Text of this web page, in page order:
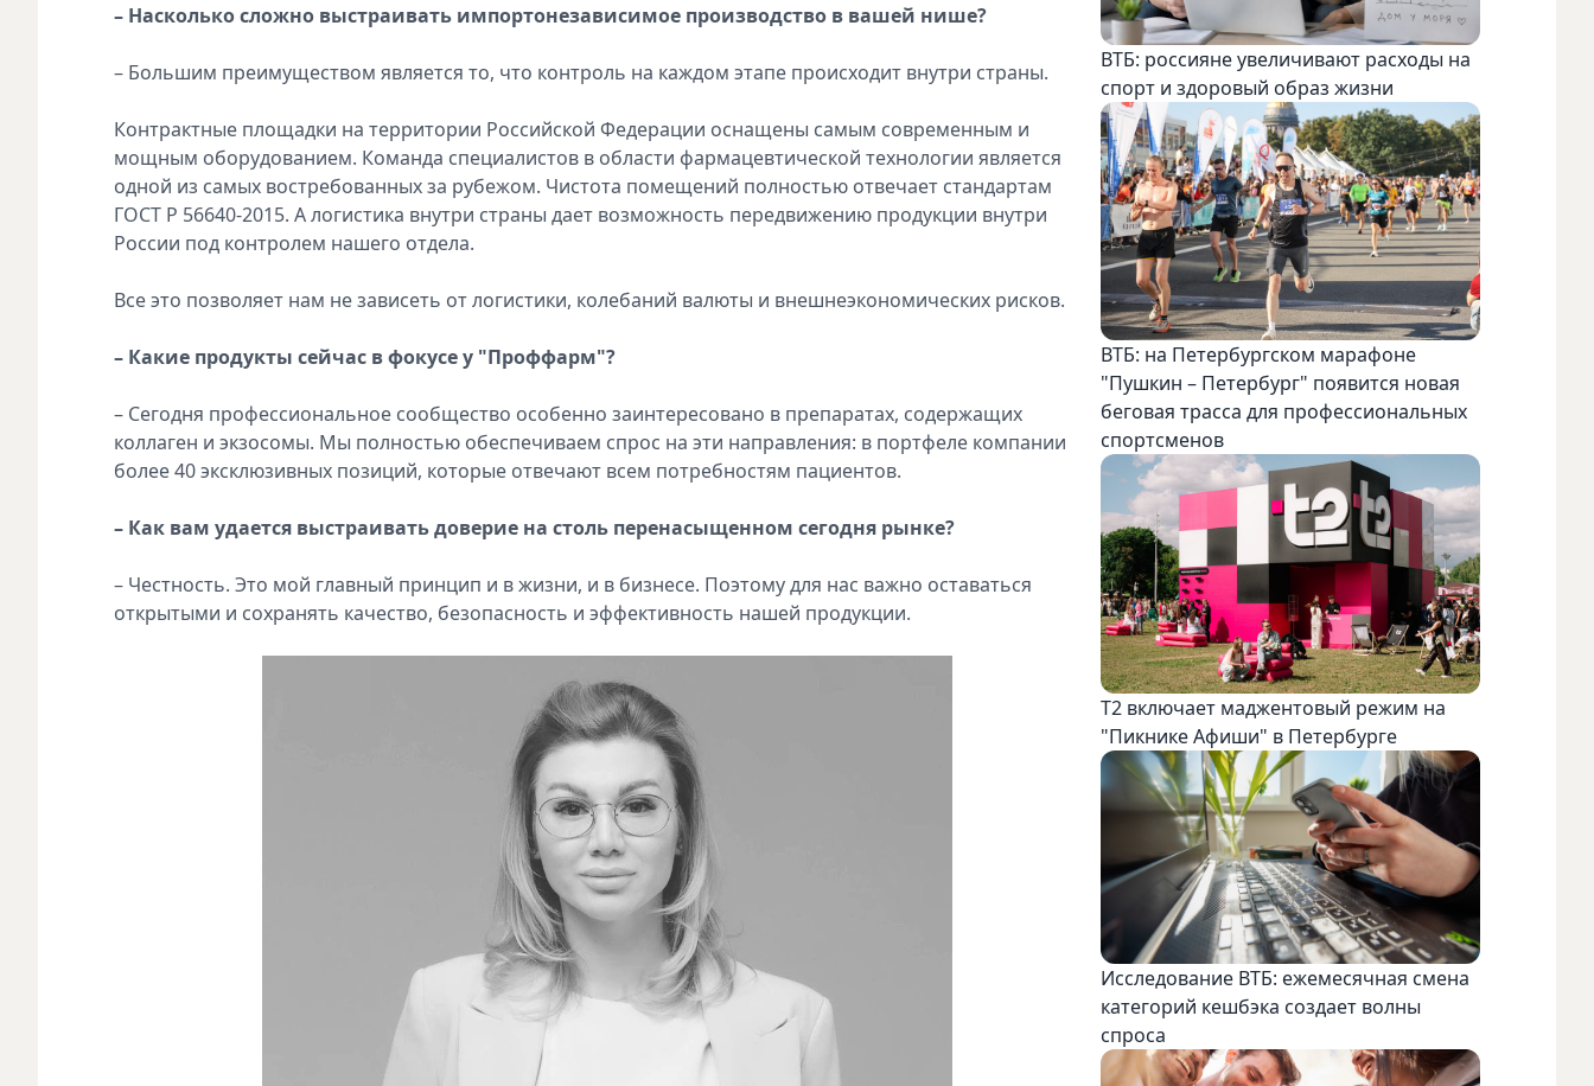
– Насколько сложно выстраивать импортонезависимое производство в вашей нише?
– Большим преимуществом является то, что контроль на каждом этапе происходит внутри страны.
Контрактные площадки на территории Российской Федерации оснащены самым современным и
мощным оборудованием. Команда специалистов в области фармацевтической технологии является
одной из самых востребованных за рубежом. Чистота помещений полностью отвечает стандартам
ГОСТ Р 56640-2015. А логистика внутри страны дает возможность передвижению продукции внутри
России под контролем нашего отдела.
Все это позволяет нам не зависеть от логистики, колебаний валюты и внешнеэкономических рисков.
– Какие продукты сейчас в фокусе у "Проффарм"?
– Сегодня профессиональное сообщество особенно заинтересовано в препаратах, содержащих
коллаген и экзосомы. Мы полностью обеспечиваем спрос на эти направления: в портфеле компании
более 40 эксклюзивных позиций, которые отвечают всем потребностям пациентов.
– Как вам удается выстраивать доверие на столь перенасыщенном сегодня рынке?
– Честность. Это мой главный принцип и в жизни, и в бизнесе. Поэтому для нас важно оставаться
открытыми и сохранять качество, безопасность и эффективность нашей продукции.
ВТБ: россияне увеличивают расходы на
спорт и здоровый образ жизни
ВТБ: на Петербургском марафоне
"Пушкин – Петербург" появится новая
беговая трасса для профессиональных
спортсменов
Т2 включает маджентовый режим на
"Пикнике Афиши" в Петербурге
Исследование ВТБ: ежемесячная смена
категорий кешбэка создает волны
спроса